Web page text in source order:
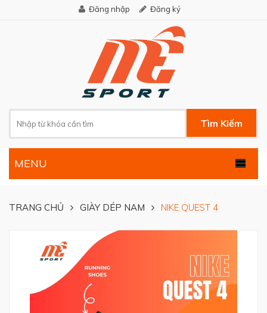
Đăng nhập Đăng ký
Tìm Kiếm
.
MENU
TRANG CHỦ GIÀY DÉP NAM NIKE QUEST 4